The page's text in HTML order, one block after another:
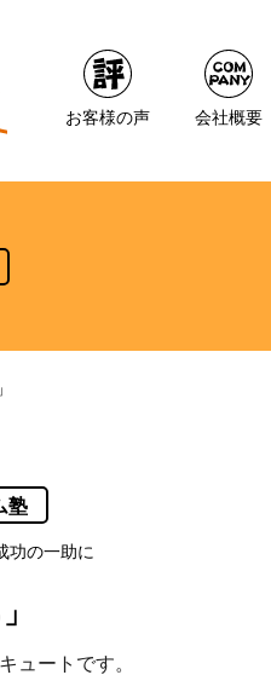
お客様の声 会社概要
塾
功の一助に
ュートです。